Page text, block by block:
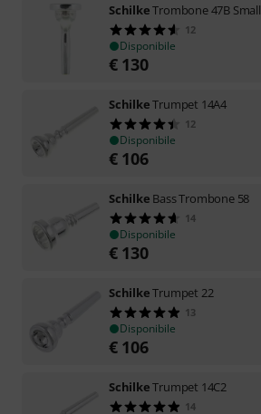
SchilkeTrombone 47B Small
12
Disponibile
€ 130
SchilkeTrumpet 14A4
12
Disponibile
€ 106
Schilke Bass Trombone 58
14
Disponibile
€ 130
SchilkeTrumpet 22
13
Disponibile
€ 106
SchilkeTrumpet 14C2
14